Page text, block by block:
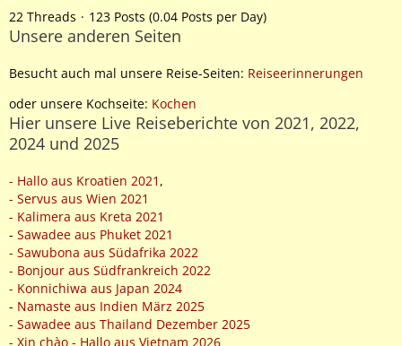
22 Threads 123 Posts (0.04 Posts per Day)
Unsere anderen Seiten
Besucht auch mal unsere Reise-Seiten: Reiseerinnerungen
oder unsere Kochseite: Kochen
Hier unsere Live Reiseberichte von 2021, 2022,
2024 und 2025
- Hallo aus Kroatien 2021 ,
- Servus aus Wien 2021
- Kalimera aus Kreta 2021
- Sawadee aus Phuket 2021
- Sawubona aus Südafrika 2022
- Bonjour aus Südfrankreich 2022
- Konnichiwa aus Japan 2024
- Namaste aus Indien März 2025
- Sawadee aus Thailand Dezember 2025
- Xin chào - Hallo aus Vietnam 2026